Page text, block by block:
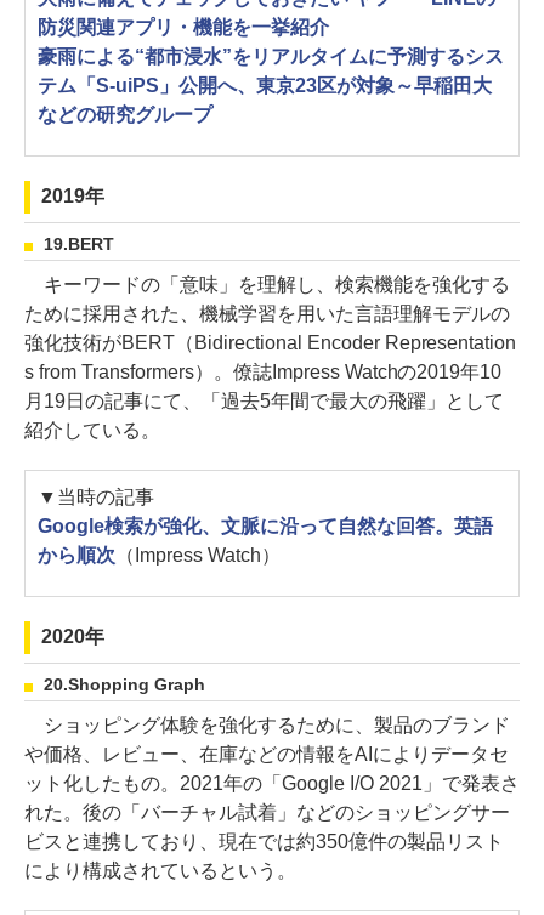
防災関連アプリ・機能を一挙紹介
豪雨による“都市浸水”をリアルタイムに予測するシス
テム「S-uiPS」公開へ、東京23区が対象～早稲田大
などの研究グループ
2019年
19.BERT
キーワードの「意味」を理解し、検索機能を強化する
ために採用された、機械学習を用いた言語理解モデルの
強化技術がBERT（Bidirectional Encoder Representation
s from Transformers）。僚誌Impress Watchの2019年10
月19日の記事にて、「過去5年間で最大の飛躍」として
紹介している。
▼当時の記事
Google検索が強化、文脈に沿って自然な回答。英語
から順次 （Impress Watch）
2020年
20.Shopping Graph
ショッピング体験を強化するために、製品のブランド
や価格、レビュー、在庫などの情報をAIによりデータセ
ット化したもの。2021年の「Google I/O 2021」で発表さ
れた。後の「バーチャル試着」などのショッピングサー
ビスと連携しており、現在では約350億件の製品リスト
により構成されているという。